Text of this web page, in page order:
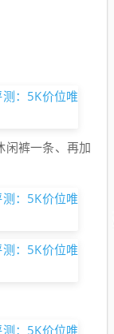
闲裤一条、再加